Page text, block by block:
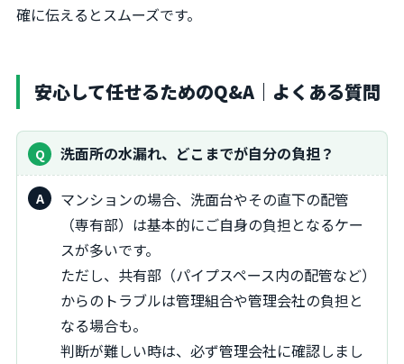
確に伝えるとスムーズです。
安心して任せるためのQ&A｜よくある質問
洗面所の水漏れ、どこまでが自分の負担？
マンションの場合、洗面台やその直下の配管
（専有部）は基本的にご自身の負担となるケー
スが多いです。
ただし、共有部（パイプスペース内の配管など）
からのトラブルは管理組合や管理会社の負担と
なる場合も。
判断が難しい時は、必ず管理会社に確認しまし